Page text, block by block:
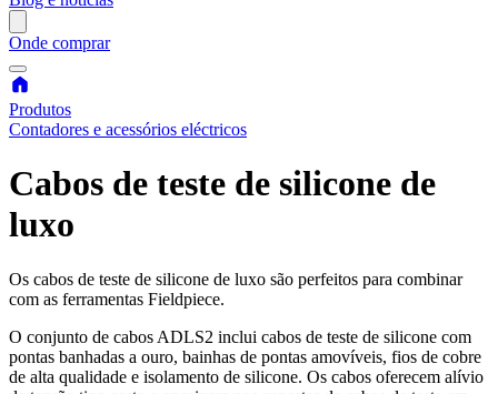
Onde comprar
Produtos
Contadores e acessórios eléctricos
Cabos de teste de silicone de
luxo
Os cabos de teste de silicone de luxo são perfeitos para combinar
com as ferramentas Fieldpiece.
O conjunto de cabos ADLS2 inclui cabos de teste de silicone com
pontas banhadas a ouro, bainhas de pontas amovíveis, fios de cobre
de alta qualidade e isolamento de silicone. Os cabos oferecem alívio